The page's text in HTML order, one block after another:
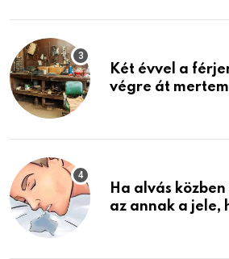
Két évvel a
végre át
életemet
Ha alvás
az annak a jele,